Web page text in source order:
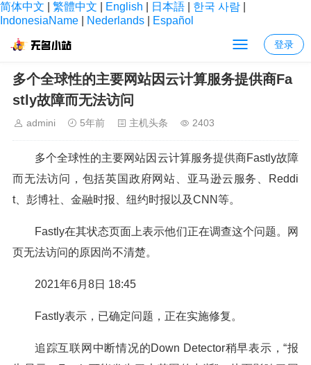
简体中文 繁體中文 English 日本語 한국 사람
IndonesiaName
Nederlands Español
登录
当前位置：首页
多个全球性的主要网站因云计算服务提供商Fa
stly故障而无法访问
admini 5年前 主机头条 2403
多个全球性的主要网站因云计算服务提供商Fastly故障
而无法访问，包括英国政府网站、亚马逊云服务、Reddi
t、彭博社、金融时报、纽约时报以及CNN等。
Fastly在其状态页面上表示他们正在调查这个问题。网
页无法访问的原因尚不清楚。
2021年6月8日 18:45
Fastly表示，已确定问题，正在实施修复。
追踪互联网中断情况的Down Detector稍早表示，“报